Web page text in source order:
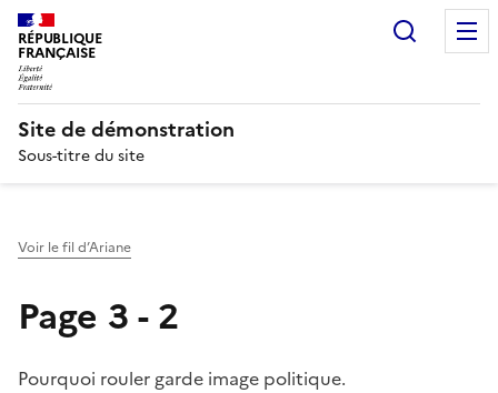
RÉPUBLIQUE
FRANÇAISE
Site de démonstration
Sous-titre du site
Voir le fil d’Ariane
Page 3 - 2
Pourquoi rouler garde image politique.